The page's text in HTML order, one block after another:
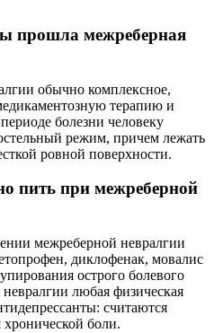
прошла межреберная
обычно комплексное,
терапию и
болезни человеку
режим, причем лежать
ровной поверхности.
пить при межреберной
межреберной невралгии
диклофенак, мовалис
острого болевого
любая физическая
считаются
боли.